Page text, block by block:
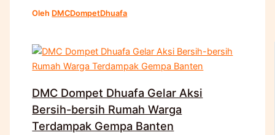
Oleh DMCDompetDhuafa
DMC Dompet Dhuafa Gelar Aksi
Bersih-bersih Rumah Warga
Terdampak Gempa Banten